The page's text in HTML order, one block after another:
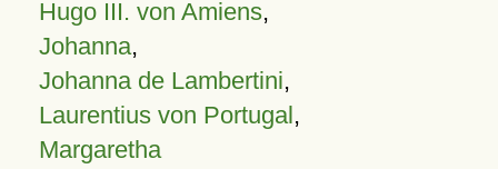
Hugo III. von Amiens,
Johanna,
Johanna de Lambertini,
Laurentius von Portugal,
Margaretha